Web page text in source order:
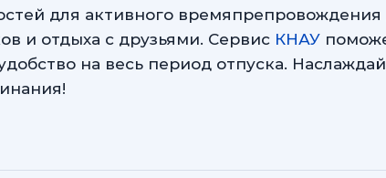
для активного
и отдыха с друзьями. Сервис КНАУ
на весь период отпуска.